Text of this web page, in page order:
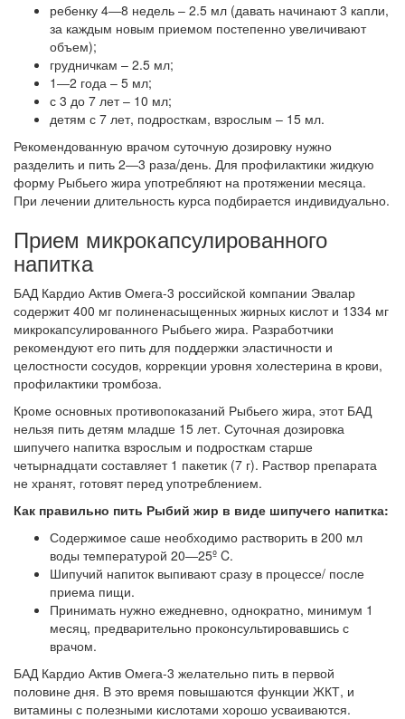
ребенку 4―8 недель – 2.5 мл (давать начинают 3 капли,
за каждым новым приемом постепенно увеличивают
объем);
грудничкам – 2.5 мл;
1―2 года – 5 мл;
с 3 до 7 лет – 10 мл;
детям с 7 лет, подросткам, взрослым – 15 мл.
Рекомендованную врачом суточную дозировку нужно
разделить и пить 2―3 раза/день. Для профилактики жидкую
форму Рыбьего жира употребляют на протяжении месяца.
При лечении длительность курса подбирается индивидуально.
Прием микрокапсулированного
напитка
БАД Кардио Актив Омега-3 российской компании Эвалар
содержит 400 мг полиненасыщенных жирных кислот и 1334 мг
микрокапсулированного Рыбьего жира. Разработчики
рекомендуют его пить для поддержки эластичности и
целостности сосудов, коррекции уровня холестерина в крови,
профилактики тромбоза.
Кроме основных противопоказаний Рыбьего жира, этот БАД
нельзя пить детям младше 15 лет. Суточная дозировка
шипучего напитка взрослым и подросткам старше
четырнадцати составляет 1 пакетик (7 г). Раствор препарата
не хранят, готовят перед употреблением.
Как правильно пить Рыбий жир в виде шипучего напитка:
Содержимое саше необходимо растворить в 200 мл
воды температурой 20―25º C.
Шипучий напиток выпивают сразу в процессе/ после
приема пищи.
Принимать нужно ежедневно, однократно, минимум 1
месяц, предварительно проконсультировавшись с
врачом.
БАД Кардио Актив Омега-3 желательно пить в первой
половине дня. В это время повышаются функции ЖКТ, и
витамины с полезными кислотами хорошо усваиваются.